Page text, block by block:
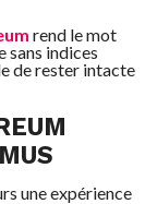
rend le mot
sans indices
de rester intacte
une expérience